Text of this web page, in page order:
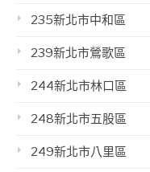
235新北市中和區
239新北市鶯歌區
244新北市林口區
248新北市五股區
249新北市八里區